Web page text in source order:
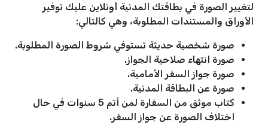
لتغيير الصورة في بطاقتك المدنية أونلاين عليك توفير
الأوراق والمستندات المطلوبة، وهي كالتالي:
صورة شخصية حديثة تستوفي شروط الصورة المطلوبة.
صورة انتهاء صلاحية الجواز.
صورة جواز السفر الأمامية.
صورة عن البطاقة المدنية.
كتاب موثق من السفارة لمن أتم 5 سنوات في حال
اختلاف الصورة عن جواز السفر.